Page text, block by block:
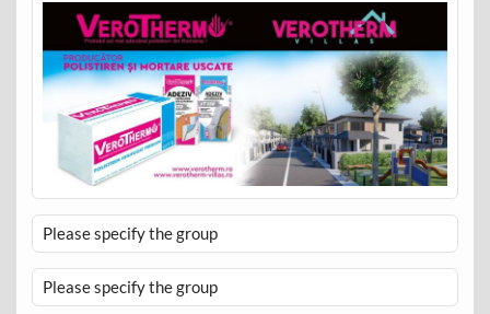
Please specify the group
Please specify the group